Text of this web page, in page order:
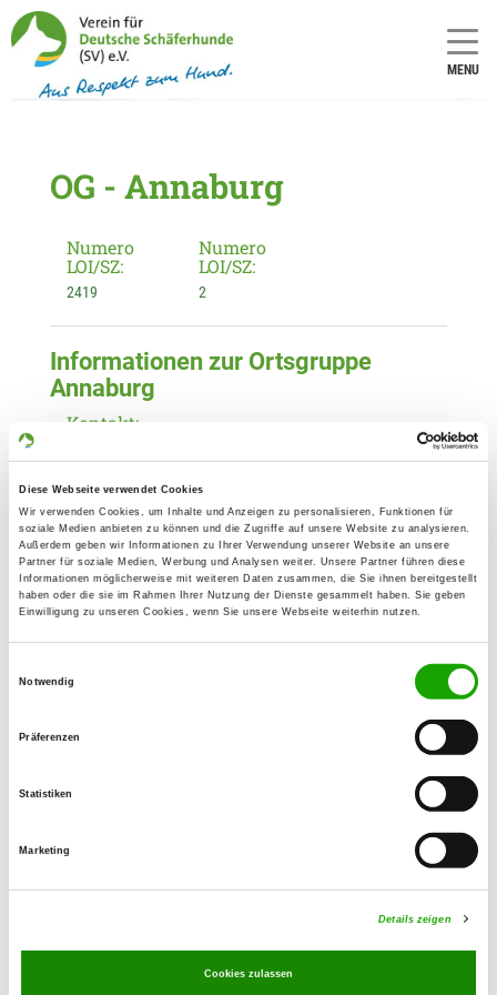
Diese Webseite verwendet Cookies
Wir verwenden Cookies, um Inhalte und Anzeigen zu personalisieren, Funktionen für
soziale Medien anbieten zu können und die Zugriffe auf unsere Website zu analysieren.
Außerdem geben wir Informationen zu Ihrer Verwendung unserer Website an unsere
Partner für soziale Medien, Werbung und Analysen weiter. Unsere Partner führen diese
Informationen möglicherweise mit weiteren Daten zusammen, die Sie ihnen bereitgestellt
haben oder die sie im Rahmen Ihrer Nutzung der Dienste gesammelt haben. Sie geben
Einwilligung zu unseren Cookies, wenn Sie unsere Webseite weiterhin nutzen.
Notwendig
Präferenzen
Statistiken
Marketing
Details zeigen
Cookies zulassen
MENU
OG - Annaburg
Numero
LOI/SZ:
2419
Numero
LOI/SZ:
2
Informationen zur Ortsgruppe
Annaburg
Kontakt:
06925 Annaburg
Übungsplatz:
Forstwiesenweg
06925 Annaburg
jaehnichen@pension-annaburg.de
Mittwoch 17:00 h - 20:00 h